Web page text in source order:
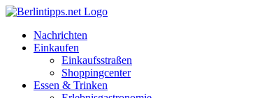
Zum
springenNachrichten
Einkaufen
Einkaufsstraßen
Shoppingcenter
Essen & Trinken